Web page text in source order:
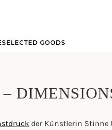
SELECTED GOODS
der Künstlerin Stinne